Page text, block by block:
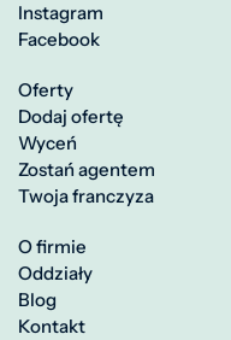
Instagram
Facebook
Oferty
Dodaj ofertę
Wyceń
Zostań agentem
Twoja franczyza
O firmie
Oddziały
Blog
Kontakt